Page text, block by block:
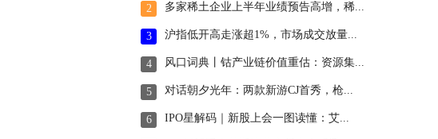
2 多家稀土企业上半年业绩预告高增，稀...
3 沪指低开高走涨超1%，市场成交放量...
4 风口词典丨钴产业链价值重估：资源集...
5 对话朝夕光年：两款新游CJ首秀，枪...
6 IPO星解码｜新股上会一图读懂：艾...